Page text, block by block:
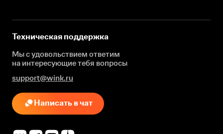
Техническая поддержка
Мы с удовольствием ответим
на интересующиетебя вопросы
support@wink.ru
Написать в чат